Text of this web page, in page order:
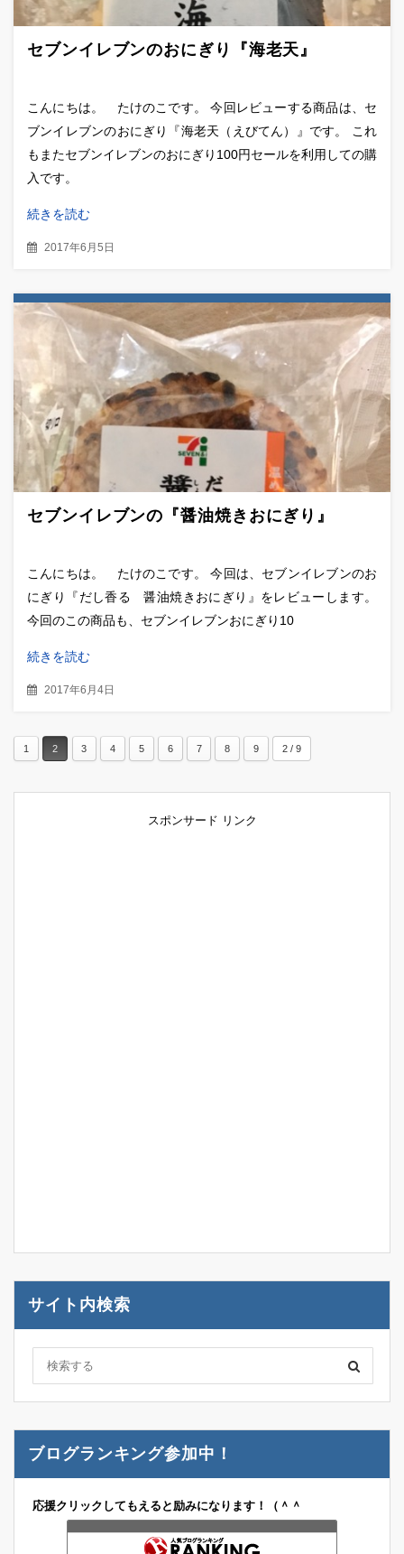
セブンイレブンのおにぎり『海老天』
こんにちは。 たけのこです。 今回レビューする商品は、セ
ブンイレブンのおにぎり『海老天（えびてん）』です。 これ
もまたセブンイレブンのおにぎり100円セールを利用しての購
入です。
続きを読む
2017年6月5日
セブンイレブンの『醤油焼きおにぎり』
こんにちは。 たけのこです。 今回は、セブンイレブンのお
にぎり『だし香る 醤油焼きおにぎり』をレビューします。
今回のこの商品も、セブンイレブンおにぎり10
続きを読む
2017年6月4日
1 2 3 4 5 6 7 8 9 2 / 9
スポンサード リンク
サイト内検索
ブログランキング参加中！
応援クリックしてもえると励みになります！（＾＾